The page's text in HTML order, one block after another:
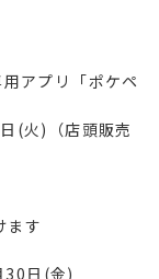
アプリ「ポケペ
(火)（店頭販売
ます
30日(金)